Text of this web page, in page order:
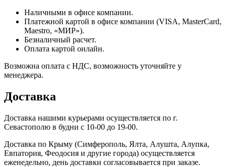
Наличными в офисе компании.
Платежной картой в офисе компании (VISA, MasterCard,
Maestro, «МИР»).
Безналичный расчет.
Оплата картой онлайн.
Возможна оплата с НДС, возможность уточняйте у
менеджера.
Доставка
Доставка нашими курьерами осуществляется по г.
Севастополю в будни с 10-00 до 19-00.
Доставка по Крыму (Симферополь, Ялта, Алушта, Алупка,
Евпатория, Феодосия и другие города) осуществляется
еженедельно, день доставки согласовывается при заказе.